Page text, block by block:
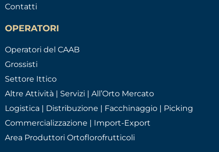
Contatti
OPERATORI
Operatori del CAAB
Grossisti
Settore Ittico
Altre Attività | Servizi | All’Orto Mercato
Logistica | Distribuzione | Facchinaggio | Picking
Commercializzazione | Import-Export
Area Produttori Ortoflorofrutticoli